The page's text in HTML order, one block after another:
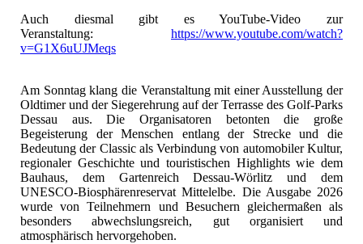
Auch diesmal gibt es YouTube-Video zur
Veranstaltung: https://www.youtube.com/watch?
v=G1X6uUJMeqs
Am Sonntag klang die Veranstaltung mit einer Ausstellung der
Oldtimer und der Siegerehrung auf der Terrasse des Golf‑Parks
Dessau aus. Die Organisatoren betonten die große
Begeisterung der Menschen entlang der Strecke und die
Bedeutung der Classic als Verbindung von automobiler Kultur,
regionaler Geschichte und touristischen Highlights wie dem
Bauhaus, dem Gartenreich Dessau‑Wörlitz und dem
UNESCO‑Biosphärenreservat Mittelelbe. Die Ausgabe 2026
wurde von Teilnehmern und Besuchern gleichermaßen als
besonders abwechslungsreich, gut organisiert und
atmosphärisch hervorgehoben.